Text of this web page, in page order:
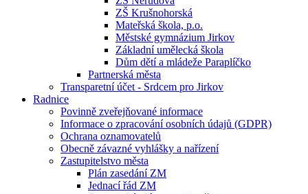
ZŠ Krušnohorská
Mateřská škola, p.o.
Městské gymnázium Jirkov
Základní umělecká škola
Dům dětí a mládeže Paraplíčko
Partnerská města
Transparetní účet - Srdcem pro Jirkov
Radnice
Povinně zveřejňované informace
Informace o zpracování osobních údajů (GDPR)
Ochrana oznamovatelů
Obecně závazné vyhlášky a nařízení
Zastupitelstvo města
Plán zasedání ZM
Jednací řád ZM